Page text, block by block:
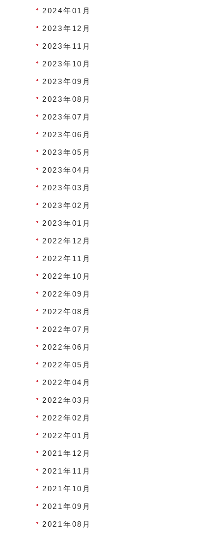
2024年01月
2023年12月
2023年11月
2023年10月
2023年09月
2023年08月
2023年07月
2023年06月
2023年05月
2023年04月
2023年03月
2023年02月
2023年01月
2022年12月
2022年11月
2022年10月
2022年09月
2022年08月
2022年07月
2022年06月
2022年05月
2022年04月
2022年03月
2022年02月
2022年01月
2021年12月
2021年11月
2021年10月
2021年09月
2021年08月